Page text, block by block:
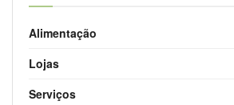
Alimentação
Lojas
Serviços